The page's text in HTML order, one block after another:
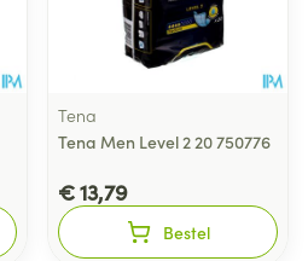
Tena
Tena Men Level 2 20 750776
€ 13,79
Bestel